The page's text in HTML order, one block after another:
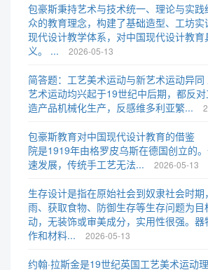
包豪斯秉持艺术与技术统一、理论与实
众的教育理念，构建了基础造型、工坊
现代设计教学体系，对中国现代设计教育
义。 ...
2026-05-13
简答题：工艺美术运动与新艺术运动异
艺术运动均兴起于19世纪中后期，都反
造产品机械化生产，反感维多利亚繁...
包豪斯教育对中国现代设计教育的借
院是1919年由格罗皮乌斯在德国创立的
速发展，传统手工艺无法...
2026-05-13
生存设计是指在原始社会到奴隶社会时期
雨、获取食物、防御生存等生存问题为
动，无装饰或审美成分，实用性很强。
作和材料...
2026-05-13
约翰·拉斯金是19世纪英国工艺美术运动